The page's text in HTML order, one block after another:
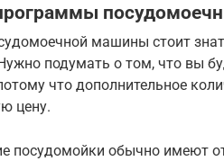
машины стоит
подумать о том, что вы
что дополнительное
цену.
посудомойки обычно имеют